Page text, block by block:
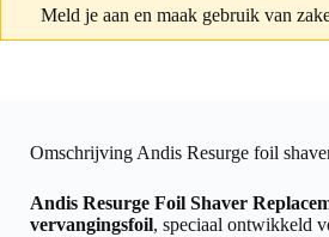
Meld je aan en maak gebruik van
Omschrijving Andis Resurge foil
Andis Resurge Foil Shaver
vervangingsfoil, speciaal ontwikkeld